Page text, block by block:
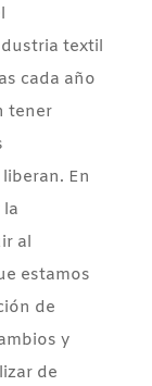
textil
cada año
tener
En
al
estamos
de
y
de